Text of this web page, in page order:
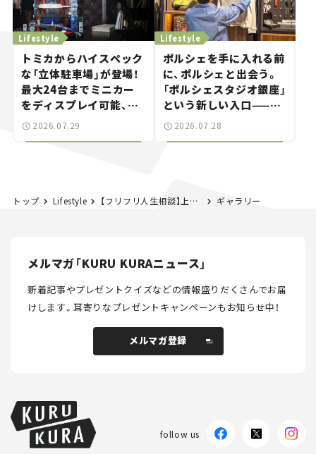
トミカからハイスペック
な「立体駐車場」が登場！
最大24台までミニカー
をディスプレイ可能、特
別な「日産 GT-R
Lifestyle
2026.07.29
ポルシェを手に入れる前
に、ポルシェと出会う。
「ポルシェスタジオ銀座」
という新しい入口——連
載｜CCGとクルマでどう
Lifestyle
2026.07.28
トップ Lifestyle 【フリフリ人生相談】上司が素っ気ない ギャラリー
メルマガ「KURU KURAニュース」
新着記事やプレゼントクイズなどの情報盛りだくさんでお届
けします。耳寄りなプレゼントキャンペーンもお知らせ中！
メルマガ登録
follow us